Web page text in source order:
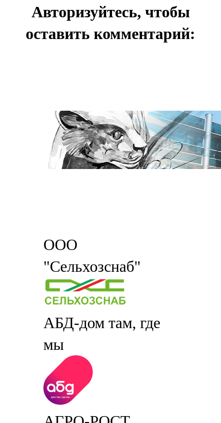
Авторизуйтесь, чтобы
оставить комментарий:
ООО
"Сельхозснаб"
АБД-дом там, где
мы